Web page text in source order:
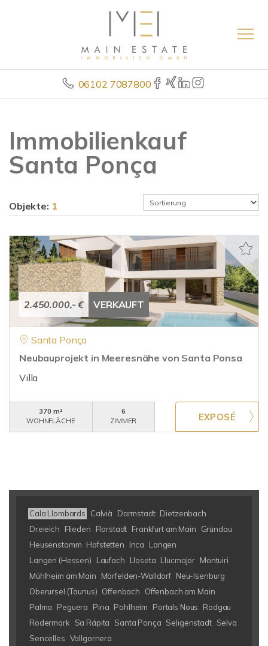
06102 7087800
Immobilienkauf
Santa Ponça
Objekte: 1
2.450.000,- € VERKAUFT
Santa Ponça
Neubauprojekt in Meeresnähe von Santa Ponsa
Villa
370 m²
WOHNFLÄCHE
6
ZIMMER
Cala Llombards Calvià Darmstadt Dietzenbach
Dreieich
Flieden Florstadt Frankfurt am Main
Gründau
Heusenstamm Hofstetten Inca
Langen
Langen (Hessen)
Laufach Lloseta Llucmajor Montuiri
Mühlheim am Main
Mörfelden-Walldorf Neu-Isenburg
Oberursel (Taunus) Offenbach
Offenbach am Main
Palma
Peguera Pina Pohlheim Portals Nous
Rodgau
Rödermark
Sa Rápita Santa Ponça Seligenstadt Selva
Sencelles Vallgornera